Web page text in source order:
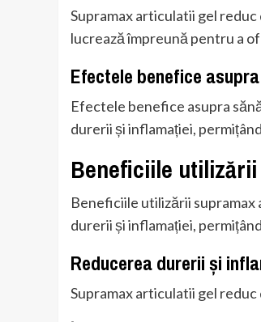
Supramax articulatii gel
lucrează împreună pentru a
Efectele benefice
Efectele benefice asupra
durerii și inflamației,
Beneficiile
Beneficiile utilizării supramax
durerii și inflamației,
Reducerea durerii și
Supramax articulatii gel